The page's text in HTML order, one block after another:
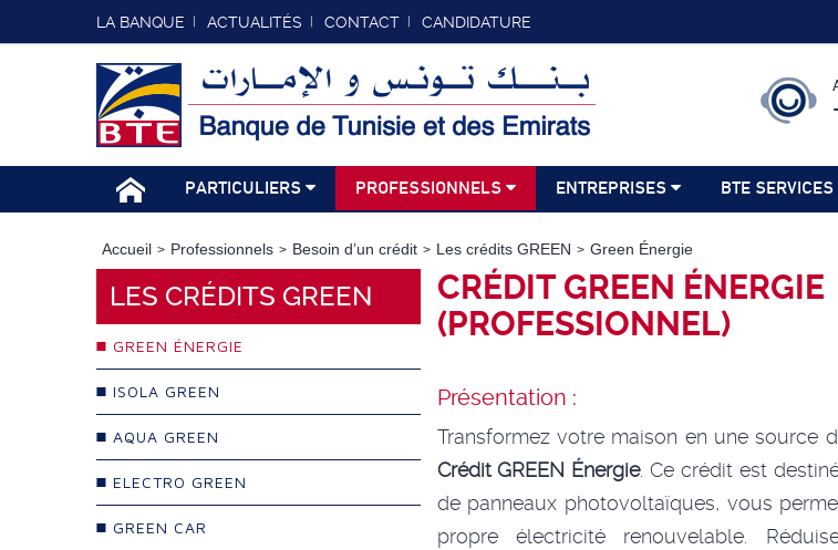
LA BANQUE ACTUALITÉS CONTACT CANDIDATURE
PARTICULIERS PROFESSIONNELS ENTREPRISES BTE SERVICES
Accueil Professionnels Besoin d’un crédit Les crédits GREEN Green Énergie
LES CRÉDITS GREEN
GREEN ÉNERGIE
ISOLA GREEN
AQUA GREEN
ELECTRO GREEN
GREEN CAR
CRÉDIT GREEN ÉNERGIE
(PROFESSIONNEL)
Présentation :
Transformez votre maison en une source
Crédit GREEN Énergie. Ce crédit est
de panneaux photovoltaïques, vous
propre électricité renouvelable.